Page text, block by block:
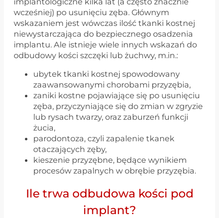
wcześniej) po usunięciu zęba. Głównym
wskazaniem jest wówczas ilość tkanki kostnej
niewystarczająca do bezpiecznego osadzenia
implantu. Ale istnieje wiele innych wskazań do
odbudowy kości szczęki lub żuchwy, m.in.:
ubytek tkanki kostnej spowodowany
zaawansowanymi chorobami przyzębia,
zaniki kostne pojawiające się po usunięciu
zęba, przyczyniające się do zmian w zgryzie
lub rysach twarzy, oraz zaburzeń funkcji
żucia,
parodontoza, czyli zapalenie tkanek
otaczających zęby,
kieszenie przyzębne, będące wynikiem
procesów zapalnych w obrębie przyzębia.
Ile trwa odbudowa kości pod
implant?